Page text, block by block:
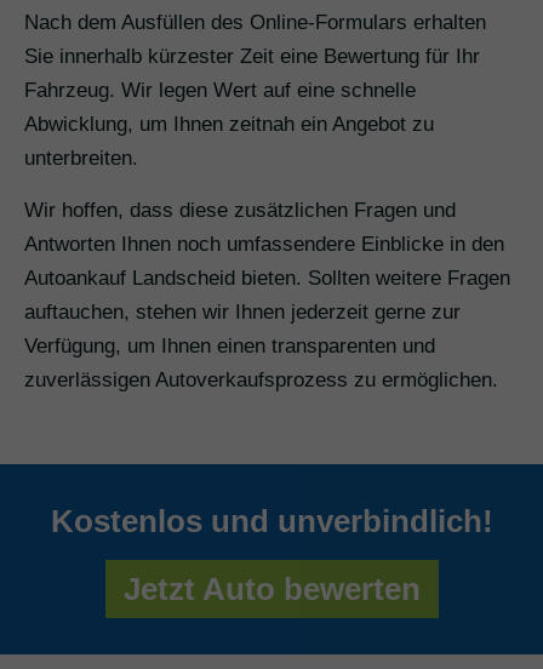
Nach dem Ausfüllen des Online-Formulars erhalten
Sie innerhalb kürzester Zeit eine Bewertung für Ihr
Fahrzeug. Wir legen Wert auf eine schnelle
Abwicklung, um Ihnen zeitnah ein Angebot zu
unterbreiten.
Wir hoffen, dass diese zusätzlichen Fragen und
Antworten Ihnen noch umfassendere Einblicke in den
Autoankauf Landscheid bieten. Sollten weitere Fragen
auftauchen, stehen wir Ihnen jederzeit gerne zur
Verfügung, um Ihnen einen transparenten und
zuverlässigen Autoverkaufsprozess zu ermöglichen.
Kostenlos und unverbindlich!
Jetzt Auto bewerten